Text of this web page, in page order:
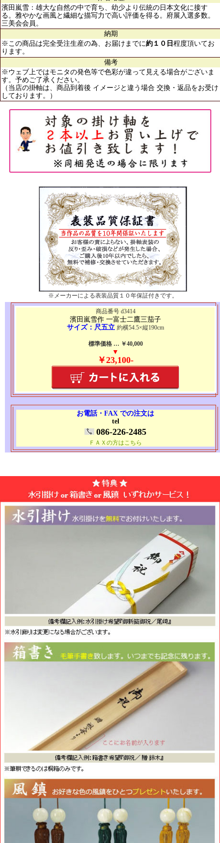
濱田嵐雪：雄大な自然の中で育ち、幼少より伝統の日本文化に接す
る。雅やかな画風と繊細な描写力で高い評価を得る。府展入選多数。
三美会会員。
納期
※この商品は完全受注生産の為、お届けまでに約１０日 程度頂いてお
ります。
備考
※ウェブ上ではモニタの発色等で色彩が違って見える場合がございま
す。予めご了承ください。
（当店の掛軸は、商品到着後 イメージと違う場合 交換・返品をお受け
しております。）
※メーカーによる表装品質１０年保証付きです。
商品番号 d3414
濱田嵐雪作 一富士二鷹三茄子
サイズ：尺五立 約横54.5×縦190cm
標準価格 … ￥40,000
▼
￥23,100-
お電話・FAX での注文は
tel
086-226-2485
ＦＡＸの方はこちら